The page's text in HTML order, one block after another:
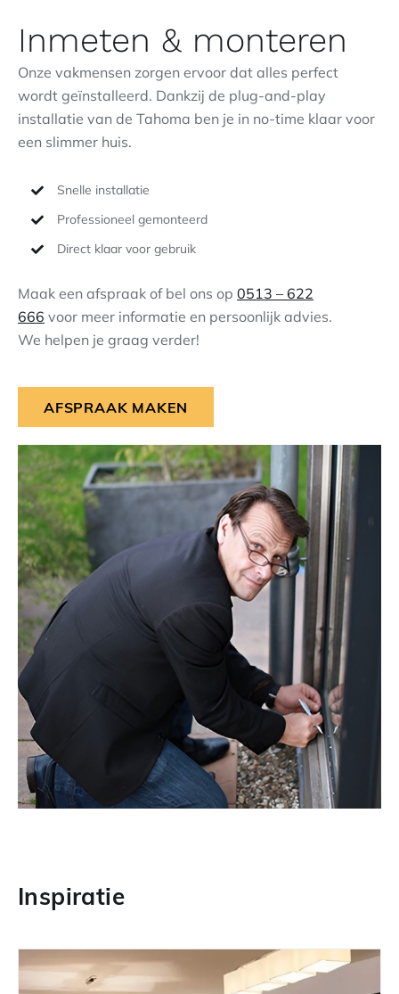
Inmeten & monteren
Onze vakmensen zorgen ervoor dat alles perfect
wordt geïnstalleerd. Dankzij de plug-and-play
installatie van de Tahoma ben je in no-time klaar voor
een slimmer huis.
Snelle installatie
Professioneel gemonteerd
Direct klaar voor gebruik
Maak een afspraak of bel ons op 0513 – 622
666 voor meer informatie en persoonlijk advies.
We helpen je graag verder!
AFSPRAAK MAKEN
Inspiratie